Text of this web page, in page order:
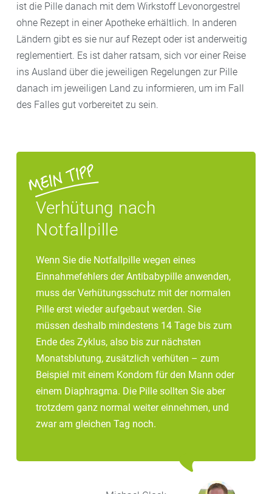
ist die Pille danach mit dem Wirkstoff Levonorgestrel
ohne Rezept in einer Apotheke erhältlich. In anderen
Ländern gibt es sie nur auf Rezept oder ist anderweitig
reglementiert. Es ist daher ratsam, sich vor einer Reise
ins Ausland über die jeweiligen Regelungen zur Pille
danach im jeweiligen Land zu informieren, um im Fall
des Falles gut vorbereitet zu sein.
Verhütung nach
Notfallpille
Wenn Sie die Notfallpille wegen eines
Einnahmefehlers der Antibabypille anwenden,
muss der Verhütungsschutz mit der normalen
Pille erst wieder aufgebaut werden. Sie
müssen deshalb mindestens 14 Tage bis zum
Ende des Zyklus, also bis zur nächsten
Monatsblutung, zusätzlich verhüten – zum
Beispiel mit einem Kondom für den Mann oder
einem Diaphragma. Die Pille sollten Sie aber
trotzdem ganz normal weiter einnehmen, und
zwar am gleichen Tag noch.